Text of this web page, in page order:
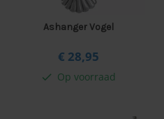
Ashanger Vogel
€ 28,95
check Op voorraad